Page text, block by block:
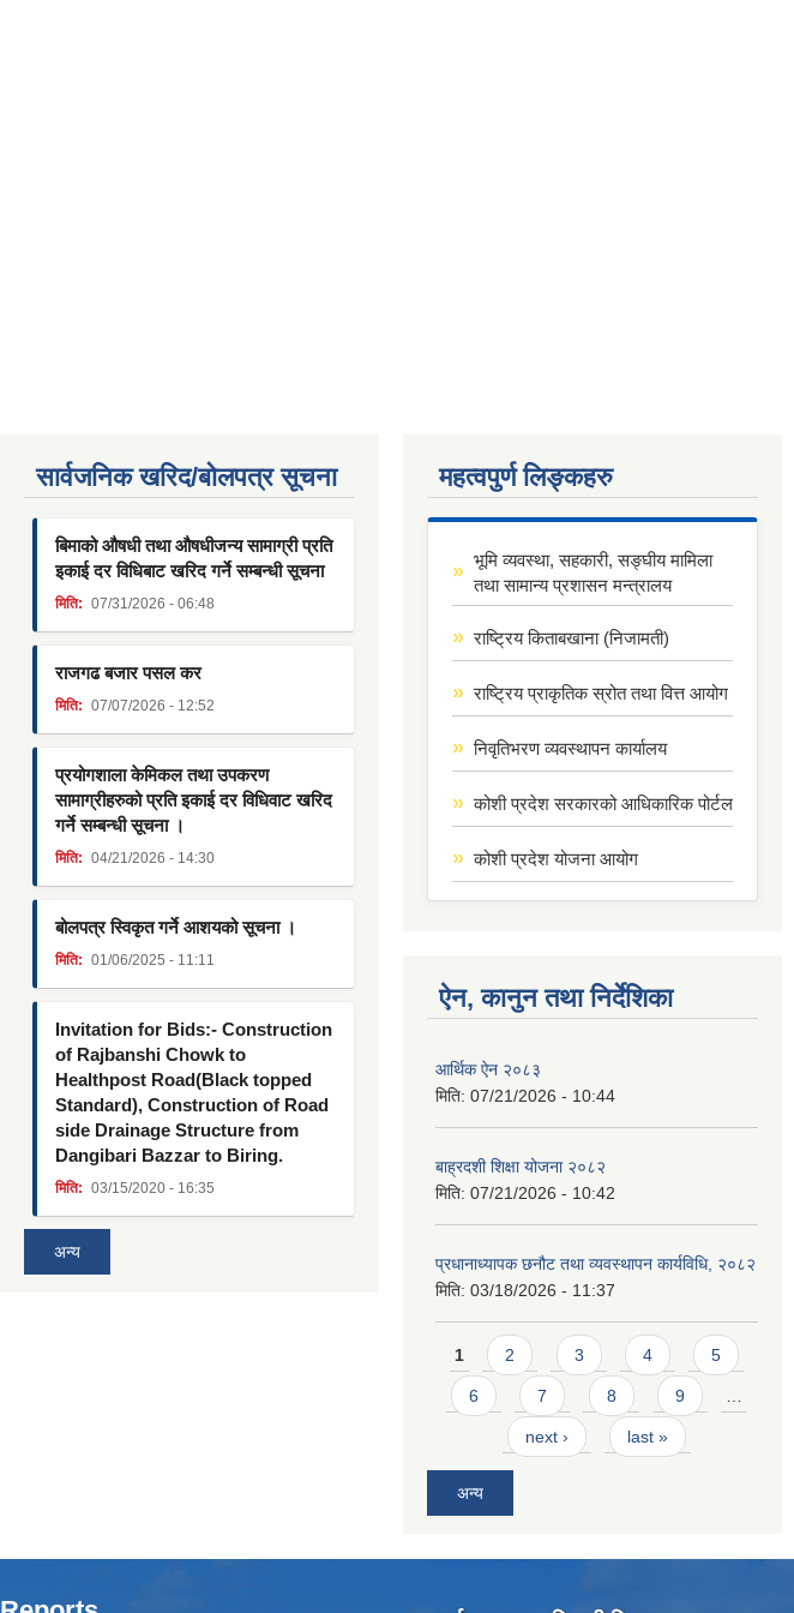
सार्वजनिक खरिद/बोलपत्र सूचना
बिमाको औषधी तथा औषधीजन्य सामाग्री प्रति
इकाई दर विधिबाट खरिद गर्ने सम्बन्धी सूचना
मिति: 07/31/2026 - 06:48
राजगढ बजार पसल कर
मिति: 07/07/2026 - 12:52
प्रयोगशाला केमिकल तथा उपकरण
सामाग्रीहरुको प्रति इकाई दर विधिवाट खरिद
गर्ने सम्बन्धी सूचना ।
मिति: 04/21/2026 - 14:30
बोलपत्र स्विकृत गर्ने आशयको सूचना ।
मिति: 01/06/2025 - 11:11
Invitation for Bids:- Construction
of Rajbanshi Chowk to
Healthpost Road(Black topped
Standard), Construction of Road
side Drainage Structure from
Dangibari Bazzar to Biring.
मिति: 03/15/2020 - 16:35
अन्य
महत्वपुर्ण लिङ्कहरु
भूमि व्यवस्था, सहकारी, सङ्घीय मामिला
तथा सामान्य प्रशासन मन्त्रालय
राष्ट्रिय किताबखाना (निजामती)
राष्ट्रिय प्राकृतिक स्रोत तथा वित्त आयोग
निवृतिभरण व्यवस्थापन कार्यालय
कोशी प्रदेश सरकारको आधिकारिक पोर्टल
कोशी प्रदेश योजना आयोग
ऐन, कानुन तथा निर्देशिका
आर्थिक ऐन २०८३
मिति: 07/21/2026 - 10:44
बाह्रदशी शिक्षा योजना २०८२
मिति: 07/21/2026 - 10:42
प्रधानाध्यापक छनौट तथा व्यवस्थापन कार्यविधि, २०८२
मिति: 03/18/2026 - 11:37
Pages
1 2 3 4 5
6 7 8 9 …
next › last »
अन्य